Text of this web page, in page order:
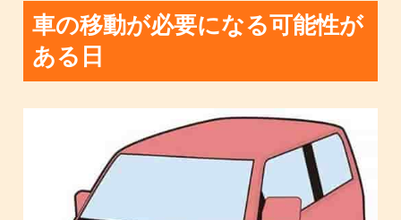
車の移動が必要になる可能性が
ある日